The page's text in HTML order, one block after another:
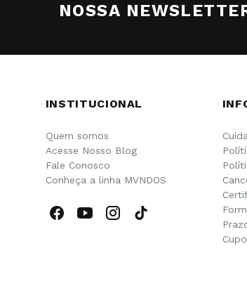
NOSSA
INSTITUCIONAL
Quem somos
Acesse Nosso Blog
Fale Conosco
Conheça a linha MVNDOS